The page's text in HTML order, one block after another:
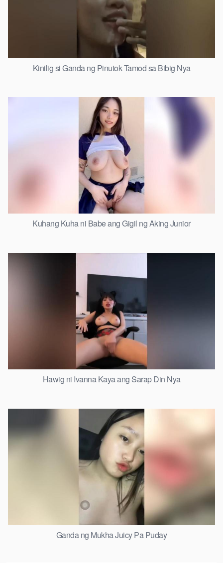
Kinilig si Ganda ng Pinutok Tamod sa Bibig Nya
Kuhang Kuha ni Babe ang Gigil ng Aking Junior
Hawig ni Ivanna Kaya ang Sarap Din Nya
Ganda ng Mukha Juicy Pa Puday